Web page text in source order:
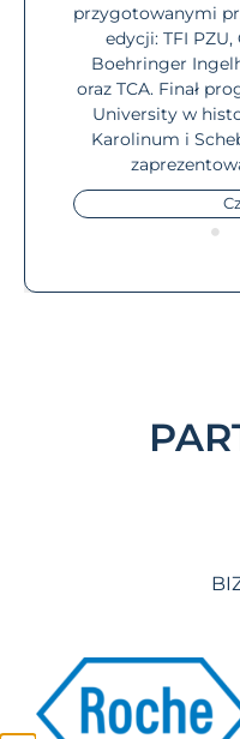
przygotowanymi
edycji: TFI PZU,
Boehringer
oraz TCA. Finał
University w
Karolinum i